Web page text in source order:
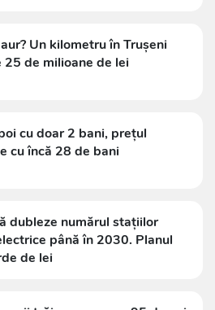
Un kilometru în Trușeni
25 de milioane de lei
cu doar 2 bani, prețul
cu încă 28 de bani
dubleze numărul stațiilor
până în 2030. Planul
de lei